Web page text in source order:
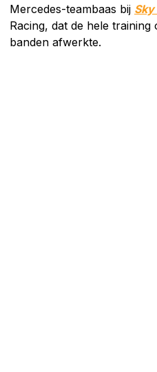
Mercedes-teambaas bij Sky
Racing, dat de hele
banden afwerkte.